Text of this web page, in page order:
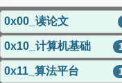
0x00_读论文
0x10_计算机基础
0x11_算法平台